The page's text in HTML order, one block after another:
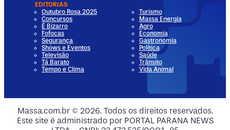
Media
Media
Media
EDITORIAS
Outubro Rosa 2025
Concursos
É Bizarro
Fofocas
Segurança
Shows e Eventos
Televisão
Tá Barato
Tempo e Clima
Turismo
Massa Energia
Agro
Economia
Gastronomia
Política
Saúde
Trânsito
Vida Animal
Massa.com.br © 2026. Todos os direitos reservados.
Este site é administrado por PORTAL PARANA NEWS